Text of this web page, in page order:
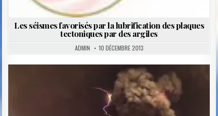
Les séismes favorisés par la lubrification des plaques
tectoniques par des argiles
ADMIN 10 DÉCEMBRE 2013